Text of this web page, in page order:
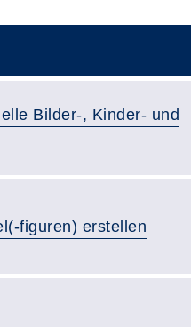
Bilder-, Kinder- und
figuren) erstellen